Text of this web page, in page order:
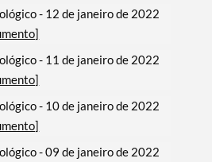
- 12 de janeiro de 2022
- 11 de janeiro de 2022
- 10 de janeiro de 2022
- 09 de janeiro de 2022